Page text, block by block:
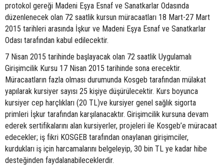
protokol gereği Madeni Eşya Esnaf ve Sanatkarlar Odasında
düzenlenecek olan 72 saatlik kursun müracaatları 18 Mart-27 Mart
2015 tarihleri arasında İşkur ve Madeni Eşya Esnaf ve Sanatkarlar
Odası tarafından kabul edilecektir.
7 Nisan 2015 tarihinde başlayacak olan 72 saatlik Uygulamalı
Girişimcilik Kursu 17 Nisan 2015 tarihinde sona erecektir.
Müracaatların fazla olması durumunda Kosgeb tarafından mülakat
yapılarak kursiyer sayısı 25 kişiye düşürülecektir. Kurs boyunca
kursiyer cep harçlıkları (20 TL)ve kursiyer genel sağlık sigorta
primleri İşkur tarafından karşılanacaktır. Girişimcilik kursuna devam
ederek sertifikalarını alan kursiyerler, projeleri ile Kosgeb’e müracaat
edecekler; iş fikri KOSGEB tarafından onaylanan girişimciler,
kurdukları iş için harcamalarını belgeleyip, 30 bin TL ye kadar hibe
desteğinden faydalanabileceklerdir.